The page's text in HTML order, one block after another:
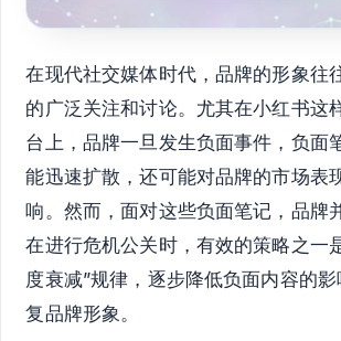
在现代社交媒体时代，品牌的形象往
的广泛关注和讨论。尤其在小红书这
台上，品牌一旦发生负面事件，负面
能迅速扩散，还可能对品牌的市场表
响。然而，面对这些负面笔记，品牌
在进行危机公关时，有效的策略之一
度衰减”规律，逐步降低负面内容的
复品牌形象。